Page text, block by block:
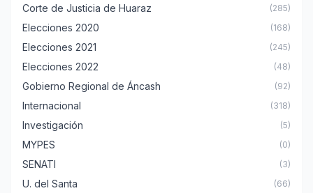
Corte de Justicia de Huaraz (285)
Elecciones 2020 (168)
Elecciones 2021 (245)
Elecciones 2022 (48)
Gobierno Regional de Áncash (92)
Internacional (318)
Investigación (5)
MYPES (0)
SENATI (3)
U. del Santa (66)